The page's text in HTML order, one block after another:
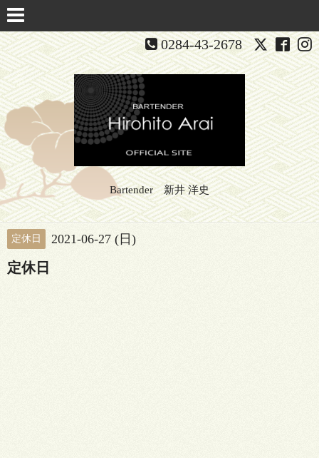
0284-43-2678
Bartender 新井 洋史
定休日 2021-06-27 (日)
定休日